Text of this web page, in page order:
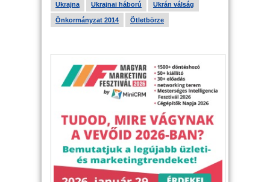
Ukrajna Ukrajnai háború Ukrán válság
Önkormányzat 2014 Ötletbörze